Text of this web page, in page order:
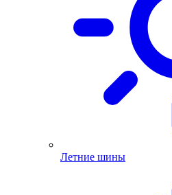
Летние шины